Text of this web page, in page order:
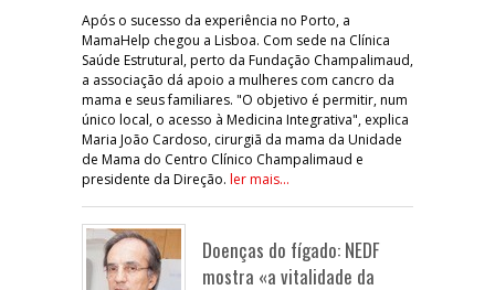
Após o sucesso da experiência no Porto, a
MamaHelp chegou a Lisboa. Com sede na Clínica
Saúde Estrutural, perto da Fundação Champalimaud,
a associação dá apoio a mulheres com cancro da
mama e seus familiares. "O objetivo é permitir, num
único local, o acesso à Medicina Integrativa", explica
Maria João Cardoso, cirurgiã da mama da Unidade
de Mama do Centro Clínico Champalimaud e
presidente da Direção. ler mais...
Doenças do fígado: NEDF
mostra «a vitalidade da